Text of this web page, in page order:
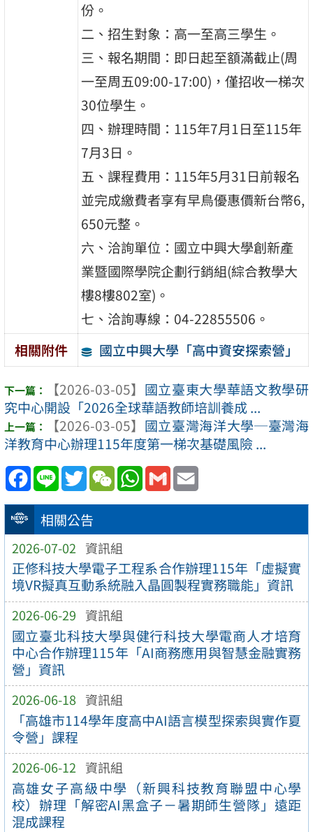
相關公告
2026-07-02 資訊組
正修科技大學電子工程系合作辦理115年「虛擬實
境VR擬真互動系統融入晶圓製程實務職能」資訊
2026-06-29 資訊組
國立臺北科技大學與健行科技大學電商人才培育
中心合作辦理115年「AI商務應用與智慧金融實務
營」資訊
2026-06-18 資訊組
「高雄市114學年度高中AI語言模型探索與實作夏
令營」課程
2026-06-12 資訊組
高雄女子高級中學（新興科技教育聯盟中心學
校）辦理「解密AI黑盒子－暑期師生營隊」遠距
混成課程
份。
二、招生對象：高一至高三學生。
三、報名期間：即日起至額滿截止(周
一至周五09:00-17:00)，僅招收一梯次
30位學生。
四、辦理時間：115年7月1日至115年
7月3日。
五、課程費用：115年5月31日前報名
並完成繳費者享有早鳥優惠價新台幣6,
650元整。
六、洽詢單位：國立中興大學創新產
業暨國際學院企劃行銷組(綜合教學大
樓8樓802室)。
七、洽詢專線：04-22855506。
相關附件
國立中興大學「高中資安探索營」
【2026-03-05】 國立臺東大學華語文教學研
究中心開設「2026全球華語教師培訓養成 ...
【2026-03-05】 國立臺灣海洋大學─臺灣海
洋教育中心辦理115年度第一梯次基礎風險 ...
Facebook
Line TwitterWeChatWhatsApp
Gmail